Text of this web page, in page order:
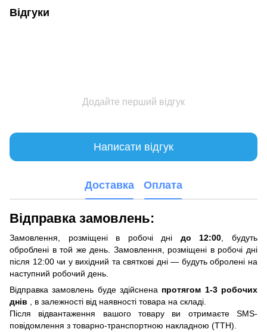
Відгуки
Додайте перший відгук
Написати відгук
Доставка Оплата
Відправка замовлень:
Замовлення, розміщені в робочі дні до 12:00, будуть
оброблені в той же день. Замовлення, розміщені в робочі дні
після 12:00 чи у вихідний та святкові дні — будуть обролені на
наступний робочий день.
Відправка замовлень буде здійснена протягом 1-3 робочих
днів , в залежності від наявності товара на складі.
Після відвантаження вашого товару ви отримаєте SMS-
повідомлення з товарно-транспортною накладною (ТТН).